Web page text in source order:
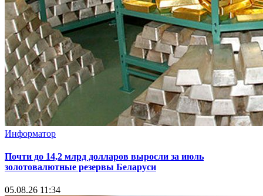
Информатор
Почти до 14,2 млрд долларов выросли за июль
золотовалютные резервы Беларуси
05.08.26 11:34